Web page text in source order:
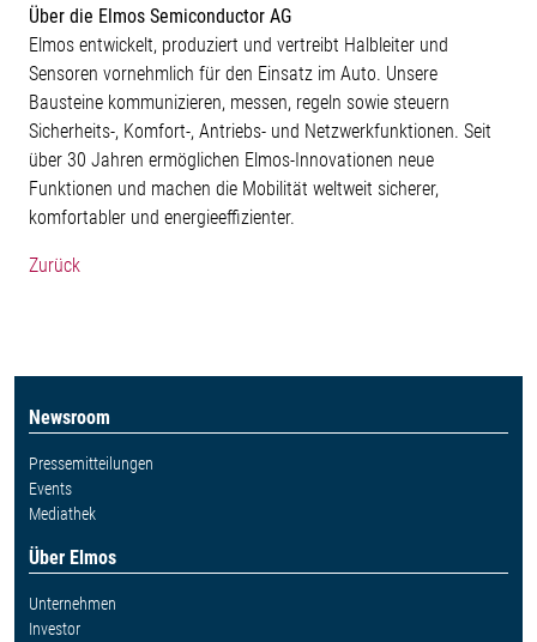
Über die Elmos Semiconductor AG
Elmos entwickelt, produziert und vertreibt Halbleiter und
Sensoren vornehmlich für den Einsatz im Auto. Unsere
Bausteine kommunizieren, messen, regeln sowie steuern
Sicherheits-, Komfort-, Antriebs- und Netzwerkfunktionen. Seit
über 30 Jahren ermöglichen Elmos-Innovationen neue
Funktionen und machen die Mobilität weltweit sicherer,
komfortabler und energieeffizienter.
Zurück
Newsroom
Pressemitteilungen
Events
Mediathek
Über Elmos
Unternehmen
Investor